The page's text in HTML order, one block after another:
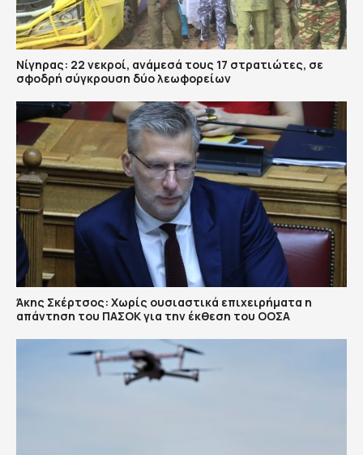
Νίγηρας: 22 νεκροί, ανάμεσά τους 17 στρατιώτες, σε
σφοδρή σύγκρουση δύο λεωφορείων
Άκης Σκέρτσος: Χωρίς ουσιαστικά επιχειρήματα η
απάντηση του ΠΑΣΟΚ για την έκθεση του ΟΟΣΑ